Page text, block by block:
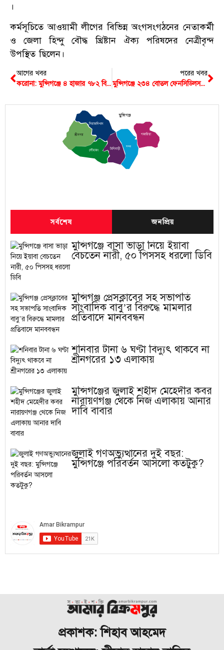
।
কর্মসূচিতে আওয়ামী লীগের বিভিন্ন অংগসংগঠনের নেতাকর্মী
ও জেলা হিন্দু বৌদ্ধ খ্রিষ্টান ঐক্য পরিষদের নেত্রীবৃন্দ
উপস্থিত ছিলেন।
আগের খবর
করোনা: মুন্সিগঞ্জে ৪ হাজার ৭৮২ বিদেশ ফেরত প্রবাসীকে এখনও চিহ্নিত করা যায়নি
পরের খবর
মুন্সিগঞ্জে ২৩৪ বোতল ফেনসিডিলসহ আটক ১
শ্রীনগর
সিরাজদিখান
টংগিবাড়ী
সদর
গজারিয়া
লৌহজং
মুন্সিগঞ্জ
সর্বশেষ জনপ্রিয়
মুন্সিগঞ্জে বাসা ভাড়া নিয়ে ইয়াবা
বেচতেন নারী, ৫০ পিসসহ ধরলো ডিবি
মুন্সিগঞ্জ প্রেসক্লাবের সহ সভাপতি
সাংবাদিক বাবু’র বিরুদ্ধে মামলার
প্রতিবাদে মানববন্ধন
শনিবার টানা ৬ ঘণ্টা বিদ্যুৎ থাকবে না
শ্রীনগরের ১৩ এলাকায়
মুন্সিগঞ্জের জুলাই শহীদ মেহেদীর কবর
নারায়ণগঞ্জ থেকে নিজ এলাকায় আনার
দাবি বাবার
জুলাই গণঅভ্যুত্থানের দুই বছর:
মুন্সিগঞ্জে পরিবর্তন আসলো কতটুকু?
প্রকাশক: শিহাব আহমেদ